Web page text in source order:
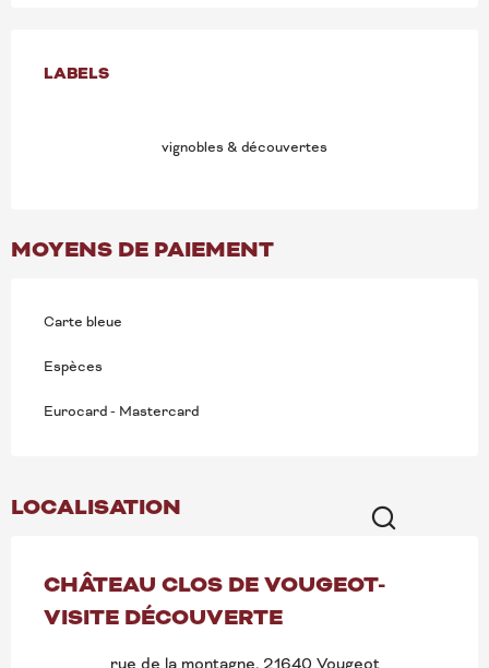
OFFRES DE PRESTATIONS
LABELS
LABELS
vignobles & découvertes
MOYENS DE PAIEMENT
Carte bleue
Espèces
Eurocard - Mastercard
LOCALISATION
CHÂTEAU CLOS DE VOUGEOT-
VISITE DÉCOUVERTE